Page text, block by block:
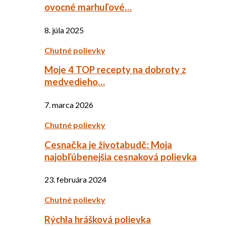
ovocné marhuľové…
8. júla 2025
Chutné polievky
Moje 4 TOP recepty na dobroty z
medvedieho…
7. marca 2026
Chutné polievky
Cesnačka je životabudč: Moja
najobľúbenejšia cesnaková polievka
23. februára 2024
Chutné polievky
Rýchla hrášková polievka